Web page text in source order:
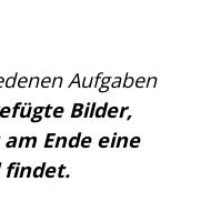
Aufgaben
Bilder,
Ende eine
findet.